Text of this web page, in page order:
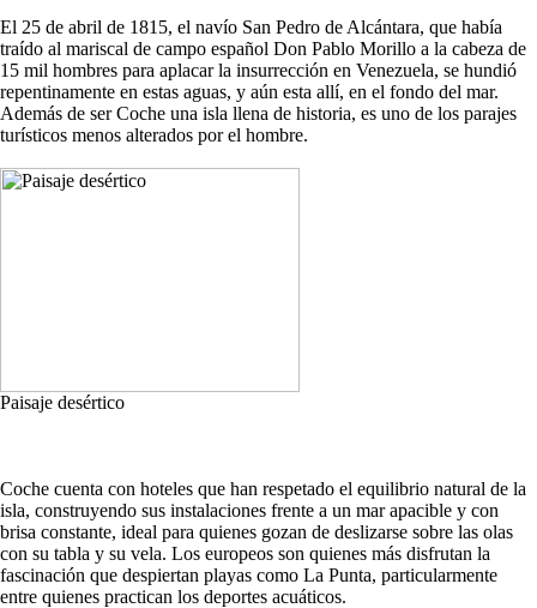
El 25 de abril de 1815, el navío San Pedro de Alcántara, que había
traído al mariscal de campo español Don Pablo Morillo a la cabeza de
15 mil hombres para aplacar la insurrección en Venezuela, se hundió
repentinamente en estas aguas, y aún esta allí, en el fondo del mar.
Además de ser Coche una isla llena de historia, es uno de los parajes
turísticos menos alterados por el hombre.
Paisaje desértico
Coche cuenta con hoteles que han respetado el equilibrio natural de la
isla, construyendo sus instalaciones frente a un mar apacible y con
brisa constante, ideal para quienes gozan de deslizarse sobre las olas
con su tabla y su vela. Los europeos son quienes más disfrutan la
fascinación que despiertan playas como La Punta, particularmente
entre quienes practican los deportes acuáticos.